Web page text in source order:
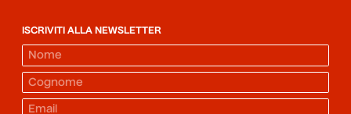
ISCRIVITI ALLA NEWSLETTER